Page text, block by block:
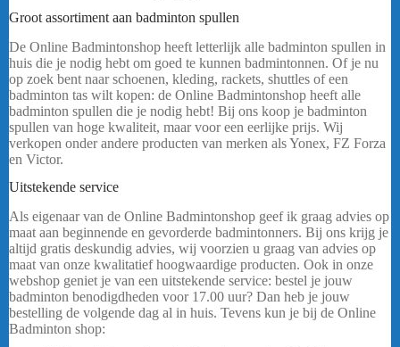
Groot assortiment aan badminton spullen
De Online Badmintonshop heeft letterlijk alle badminton spullen in
huis die je nodig hebt om goed te kunnen badmintonnen. Of je nu
op zoek bent naar schoenen, kleding, rackets, shuttles of een
badminton tas wilt kopen: de Online Badmintonshop heeft alle
badminton spullen die je nodig hebt! Bij ons koop je badminton
spullen van hoge kwaliteit, maar voor een eerlijke prijs. Wij
verkopen onder andere producten van merken als Yonex, FZ Forza
en Victor.
Uitstekende service
Als eigenaar van de Online Badmintonshop geef ik graag advies op
maat aan beginnende en gevorderde badmintonners. Bij ons krijg je
altijd gratis deskundig advies, wij voorzien u graag van advies op
maat van onze kwalitatief hoogwaardige producten. Ook in onze
webshop geniet je van een uitstekende service: bestel je jouw
badminton benodigdheden voor 17.00 uur? Dan heb je jouw
bestelling de volgende dag al in huis. Tevens kun je bij de Online
Badminton shop: